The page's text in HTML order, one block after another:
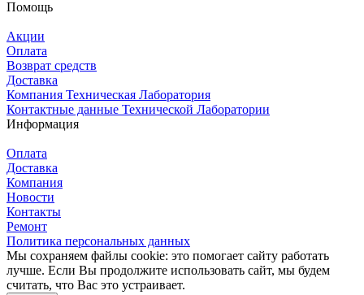
Помощь
Акции
Оплата
Возврат средств
Доставка
Компания Техническая Лаборатория
Контактные данные Технической Лаборатории
Информация
Оплата
Доставка
Компания
Новости
Контакты
Ремонт
Политика персональных данных
Мы сохраняем файлы cookie: это помогает сайту работать
лучше. Если Вы продолжите использовать сайт, мы будем
считать, что Вас это устраивает.